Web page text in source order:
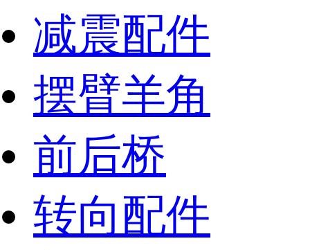
减震配件
摆臂羊角
前后桥
转向配件